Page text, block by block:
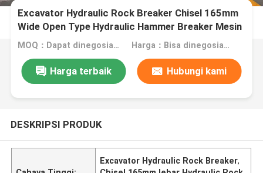
Excavator Hydraulic Rock Breaker Chisel 165mm
Wide Open Type Hydraulic Hammer Breaker Mesin
penghancur batuan
MOQ：Dapat dinegosiasikan Harga：Bisa dinegosiasikan
Harga terbaik Hubungi kami
DESKRIPSI PRODUK
Excavator Hydraulic Rock Breaker,